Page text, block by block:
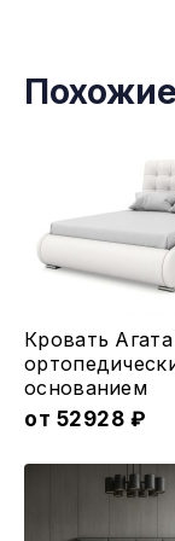
Этот
товар
имеет
несколько
вариаций.
Кровать Агата
основанием
от 52928 ₽